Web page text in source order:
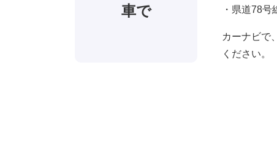
車で
・県道78
カーナビで
ください。